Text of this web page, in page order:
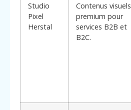
Studio
Pixel
Herstal
Contenus visuels
premium pour
services B2B et
B2C.